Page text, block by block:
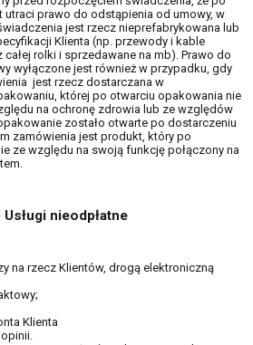
utraci prawo do odstąpienia od umowy, w
jest rzecz nieprefabrykowana lub
Klienta (np. przewody i kable
całej rolki i sprzedawane na mb). Prawo do
wyłączone jest również w przypadku, gdy
jest rzecz dostarczana w
której po otwarciu opakowania nie
na ochronę zdrowia lub ze względów
zostało otwarte po dostarczeniu
zamówienia jest produkt, który po
ze względu na swoją funkcję połączony na
Usługi nieodpłatne
na rzecz Klientów, drogą elektroniczną
Klienta